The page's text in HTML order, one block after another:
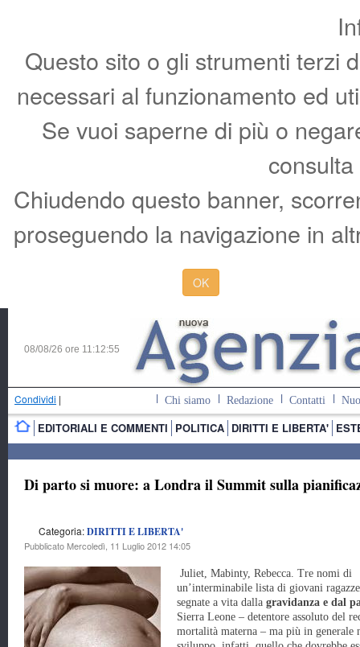
Questo sito o gli strumenti terzi
necessari al funzionamento ed
Se vuoi saperne di più o
Chiudendo questo banner,
proseguendo la navigazione in
OK
08/08/26 ore 11:12:56
Condividi | Chi siamo Redazione Contatti
EDITORIALI E COMMENTI POLITICA DIRITTI E LIBERTA'
Di parto si muore: a Londra il Summit sulla
Categoria:DIRITTI E LIBERTA'
Pubblicato Mercoledì, 11 Luglio 2012 14:05
Juliet, Mabinty, Rebecca. Tre nomi di
un’interminabile lista di giovani ragazze
segnate a vita dalla gravidanza e dal
Sierra Leone – detentore assoluto del
mortalità materna – ma più in generale